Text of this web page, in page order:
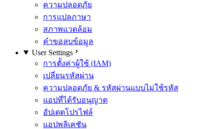
ความปลอดภัย
การแปลภาษา
สภาพแวดล้อม
คำขอลบข้อมูล
User Settings
การตั้งค่าผู้ใช้ (IAM)
เปลี่ยนรหัสผ่าน
ความปลอดภัย & รหัสผ่านแบบไม่ใช้รหัส
แอปที่ได้รับอนุญาต
อัปเดตโปรไฟล์
แอปพลิเคชัน